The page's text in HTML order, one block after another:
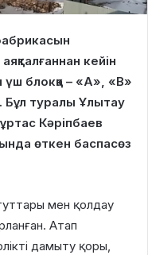
кейін
блокқа – «А», «В»
Бұл туралы Ұлытау
Кәріпбаев
өткен баспасөз
мен қолдау
Атап
дамыту қоры,